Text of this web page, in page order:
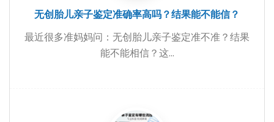
无创胎儿亲子鉴定准确率高吗？结果能不能信？
最近很多准妈妈问：无创胎儿亲子鉴定准不准？结果
能不能相信？这...